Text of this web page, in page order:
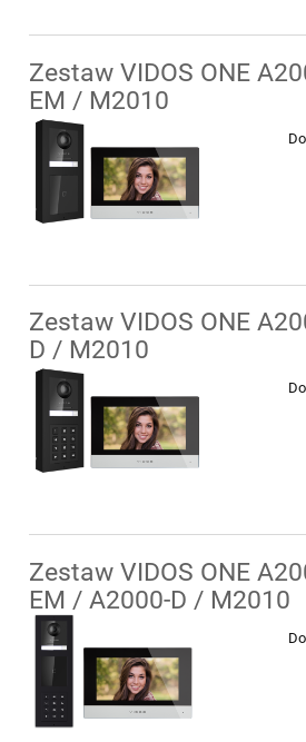
Zestaw VIDOS ONE
EM / M2010
Zestaw VIDOS ONE
D / M2010
Zestaw VIDOS ONE
EM / A2000-D / M2010